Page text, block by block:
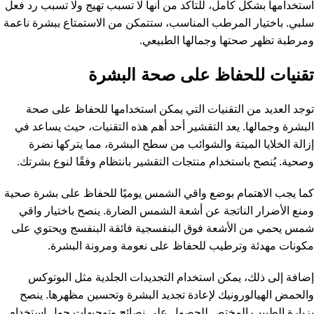
استخدامها بشكل كامل، للتأكد من أنها لا تسبب تهيج ولا تسبب رد فعل
سلبي. باختيار المرطب المناسب، ستتمكن من الاستمتاع ببشرة ناعمة
ومرطبة تظهر صحتها وجمالها الطبيعي.
تقنيات للحفاظ على صحة البشرة
توجد العديد من التقنيات التي يمكن استخدامها للحفاظ على صحة
البشرة وجمالها. يعد التقشير أحد أهم هذه التقنيات، حيث يساعد في
إزالة الخلايا الميتة والشوائب من سطح البشرة، مما يتركها نضرة
وصحية. يُنصح باستخدام منتجات التقشير بانتظام وفقًا لنوع بشرتك.
كما يجب الاهتمام بوضع واقي الشمس يوميًا للحفاظ على بشرة صحية
ومنع الأضرار الناتجة عن أشعة الشمس الضارة. ينصح باختيار واقي
شمس يحمي من الأشعة فوق البنفسجية فائقة البنفسج ويحتوي على
مكونات مهدئة وترطيب للحفاظ على نعومة ومرونة البشرة.
إضافة إلى ذلك، يمكن استخدام التجديدات الجلدية مثل البوتوكس
والحمض الهيالورونيك لإعادة تجديد البشرة وتحسين مظهرها. ينصح